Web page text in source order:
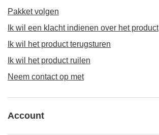
Pakket volgen
Ik wil een klacht indienen over het product
Ik wil het product terugsturen
Ik wil het product ruilen
Neem contact op met
Account